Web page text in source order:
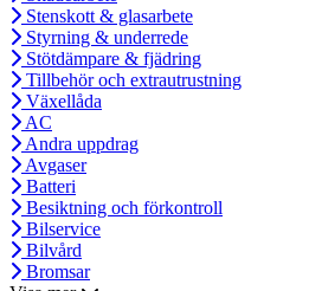
Stenskott & glasarbete
Styrning & underrede
Stötdämpare & fjädring
Tillbehör och extrautrustning
Växellåda
AC
Andra uppdrag
Avgaser
Batteri
Besiktning och förkontroll
Bilservice
Bilvård
Bromsar